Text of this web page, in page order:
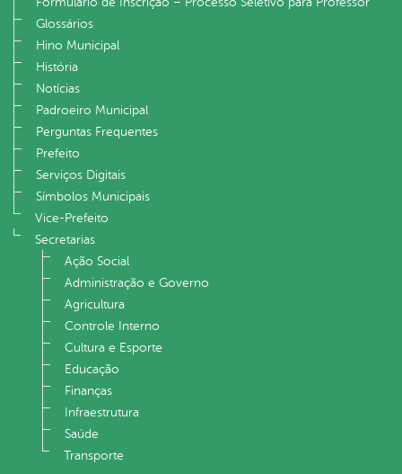
Glossários
Hino Municipal
História
Notícias
Padroeiro Municipal
Perguntas Frequentes
Prefeito
Serviços Digitais
Símbolos Municipais
Vice-Prefeito
Secretarias
Ação Social
Administração e Governo
Agricultura
Controle Interno
Cultura e Esporte
Educação
Finanças
Infraestrutura
Saúde
Transporte